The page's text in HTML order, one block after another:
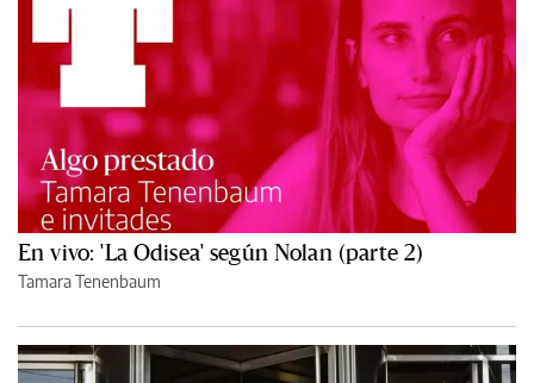
En vivo: 'La Odisea' según Nolan (parte 2)
Tamara Tenenbaum